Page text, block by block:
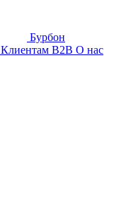
Бурбон
Клиентам B2B О нас